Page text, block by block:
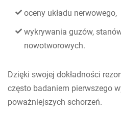
oceny układu nerwowego,
wykrywania guzów,
nowotworowych.
Dzięki swojej dokładności
często badaniem pierwszego
poważniejszych schorzeń.